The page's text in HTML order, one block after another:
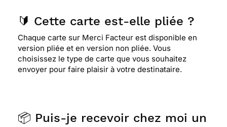
🔰 Cette carte est-elle pliée ?
Chaque carte sur Merci Facteur est disponible en
version pliée et en version non pliée. Vous
choisissez le type de carte que vous souhaitez
envoyer pour faire plaisir à votre destinataire.
📦 Puis-je recevoir chez moi un